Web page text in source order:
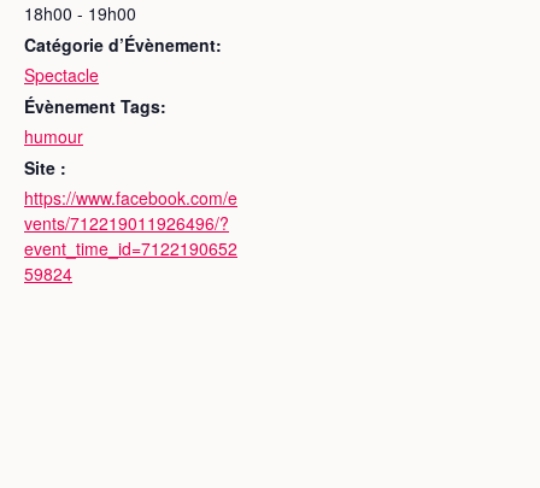
18h00 - 19h00
Catégorie d’Évènement:
Spectacle
Évènement Tags:
humour
Site :
https://www.facebook.com/e
vents/712219011926496/?
event_time_id=7122190652
59824